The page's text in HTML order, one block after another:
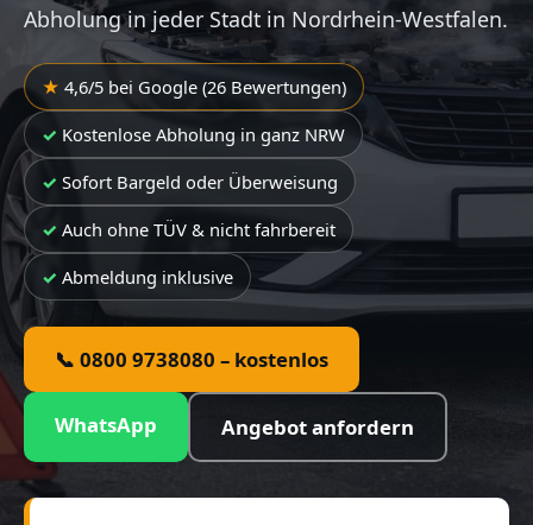
Abholung in jeder Stadt in Nordrhein-Westfalen.
4,6/5 bei Google (26 Bewertungen)
Kostenlose Abholung in ganz NRW
Sofort Bargeld oder Überweisung
Auch ohne TÜV & nicht fahrbereit
Abmeldung inklusive
📞 0800 9738080 – kostenlos
WhatsApp Angebot anfordern